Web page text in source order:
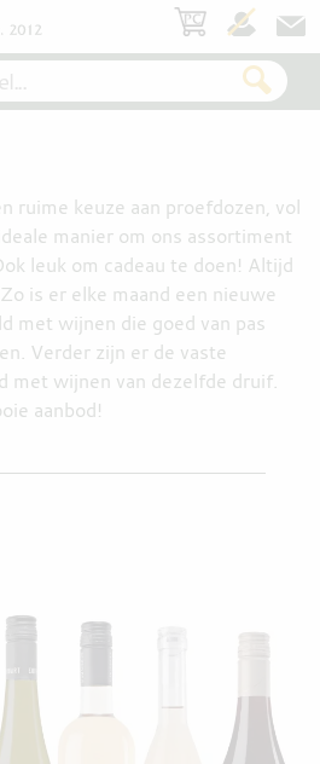
ruime keuze aan proefdozen, vol
manier om ons assortiment
leuk om cadeau te doen! Altijd
is er elke maand een nieuwe
met wijnen die goed van pas
Verder zijn er de vaste
met wijnen van dezelfde druif.
aanbod!